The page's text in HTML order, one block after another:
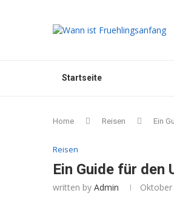
Startseite
Home Reisen Ein
Reisen
Ein Guide für den
written by Admin